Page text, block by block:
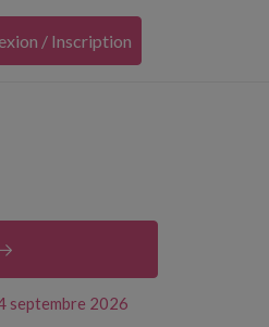
/ Inscription
septembre 2026